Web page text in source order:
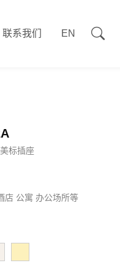
联系我们 EN
标插座
店 公寓 办公场所等